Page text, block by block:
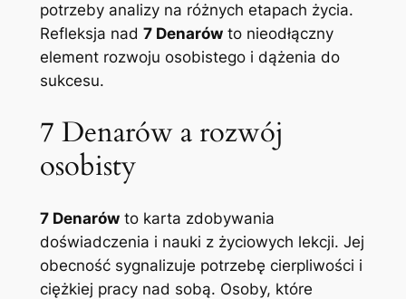
potrzeby analizy na różnych etapach życia.
Refleksja nad 7 Denarówto nieodłączny
element rozwoju osobistego i dążenia do
sukcesu.
7 Denarów a rozwój
osobisty
7 Denarówto karta zdobywania
doświadczenia i nauki z życiowych lekcji. Jej
obecność sygnalizuje potrzebę cierpliwości i
ciężkiej pracy nad sobą. Osoby, które